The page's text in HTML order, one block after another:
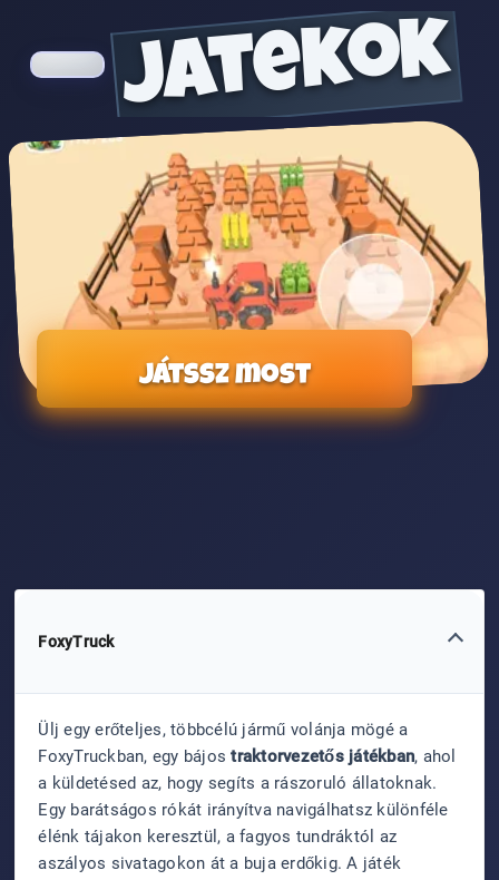
jatekok
Játssz most
FoxyTruck
Ülj egy erőteljes, többcélú jármű volánja mögé a
FoxyTruckban, egy bájostraktorvezetős játékban, ahol
a küldetésed az, hogy segíts a rászoruló állatoknak.
Egy barátságos rókát irányítva navigálhatsz különféle
élénk tájakon keresztül, a fagyos tundráktól az
aszályos sivatagokon át a buja erdőkig. A játék